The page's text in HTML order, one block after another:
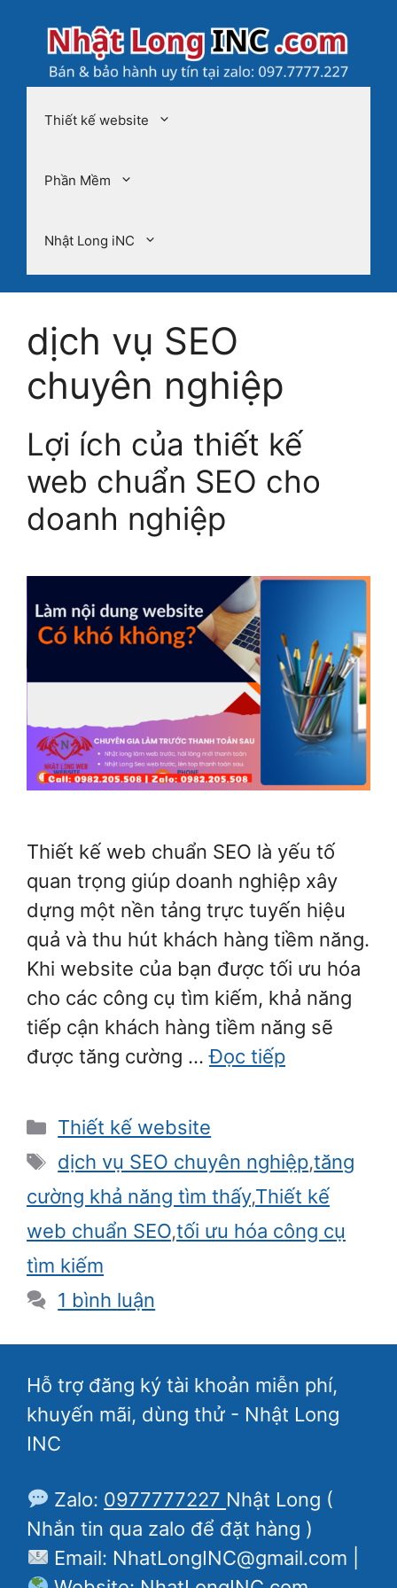
Thiết kế website
Phần Mềm
Nhật Long iNC
dịch vụ SEO
chuyên nghiệp
Lợi ích của thiết kế
web chuẩn SEO cho
doanh nghiệp
Thiết kế web chuẩn SEO là yếu tố
quan trọng giúp doanh nghiệp xây
dựng một nền tảng trực tuyến hiệu
quả và thu hút khách hàng tiềm năng.
Khi website của bạn được tối ưu hóa
cho các công cụ tìm kiếm, khả năng
tiếp cận khách hàng tiềm năng sẽ
được tăng cường …Đọc tiếp
Danh
mục
Thiết kế website
Thẻ
dịch vụ SEO chuyên nghiệp,tăng
cường khả năng tìm thấy,Thiết kế
web chuẩn SEO,tối ưu hóa công cụ
tìm kiếm
1 bình luận
Hỗ trợ đăng ký tài khoản miễn phí,
khuyến mãi, dùng thử - Nhật Long
INC
Zalo: 0977777227 Nhật Long (
Nhắn tin qua zalo để đặt hàng )
Email: NhatLongINC@gmail.com |